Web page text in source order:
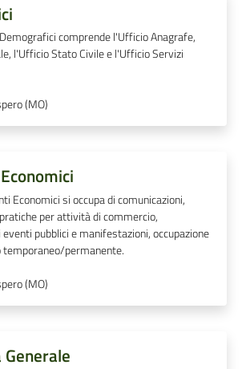
comprende l'Ufficio Anagrafe,
l'Ufficio Stato Civile e l'Ufficio Servizi
(MO)
Economici si occupa di comunicazioni,
per attività di commercio,
pubblici e manifestazioni, occupazione
temporaneo/permanente.
(MO)